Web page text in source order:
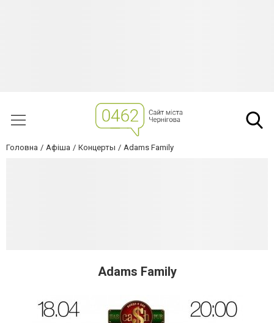
Головна Афіша Концерты Adams Family
Adams Family